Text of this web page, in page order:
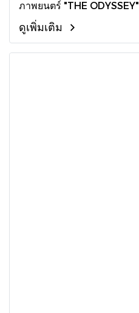
ภาพยนตร์ "THE ODYSSEY"
ดูเพิ่มเติม